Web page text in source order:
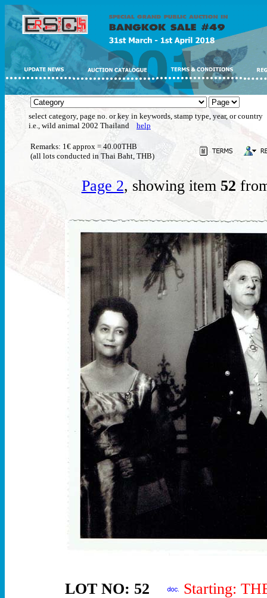
select category, page no. or key in keywords, stamp type, year, or country
i.e., wild animal 2002 Thailand help
Remarks: 1€ approx = 40.00THB
(all lots conducted in Thai Baht, THB)
Page 2, showing item 52
LOT NO: 52
Starting: